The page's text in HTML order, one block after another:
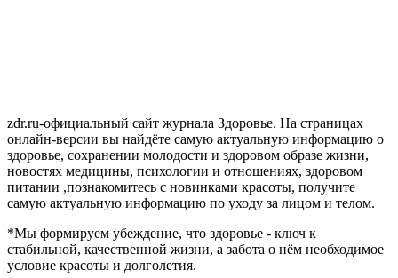
zdr.ru-официальный сайт журнала Здоровье. На страницах
онлайн-версии вы найдёте самую актуальную информацию о
здоровье, сохранении молодости и здоровом образе жизни,
новостях медицины, психологии и отношениях, здоровом
питании ,познакомитесь с новинками красоты, получите
самую актуальную информацию по уходу за лицом и телом.
*Мы формируем убеждение, что здоровье - ключ к
стабильной, качественной жизни, а забота о нём необходимое
условие красоты и долголетия.